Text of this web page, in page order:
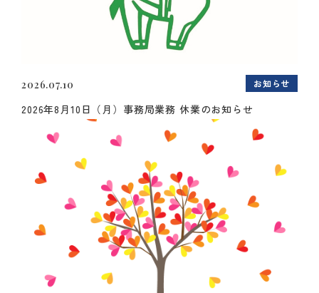
2026.07.10 お知らせ
2026年8月10日（月）事務局業務 休業のお知らせ